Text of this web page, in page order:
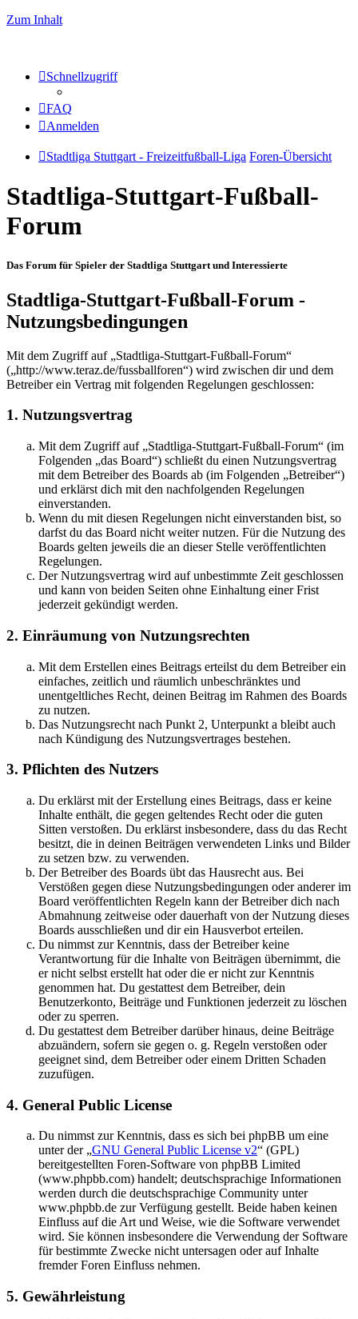
Zum Inhalt
Schnellzugriff
FAQ
Anmelden
Stadtliga Stuttgart - Freizeitfußball-Liga Foren-Übersicht
Stadtliga-Stuttgart-Fußball-
Forum
Das Forum für Spieler der Stadtliga Stuttgart und Interessierte
Stadtliga-Stuttgart-Fußball-Forum -
Nutzungsbedingungen
Mit dem Zugriff auf „Stadtliga-Stuttgart-Fußball-Forum“
(„http://www.teraz.de/fussballforen“) wird zwischen dir und dem
Betreiber ein Vertrag mit folgenden Regelungen geschlossen:
1. Nutzungsvertrag
Mit dem Zugriff auf „Stadtliga-Stuttgart-Fußball-Forum“ (im
Folgenden „das Board“) schließt du einen Nutzungsvertrag
mit dem Betreiber des Boards ab (im Folgenden „Betreiber“)
und erklärst dich mit den nachfolgenden Regelungen
einverstanden.
Wenn du mit diesen Regelungen nicht einverstanden bist, so
darfst du das Board nicht weiter nutzen. Für die Nutzung des
Boards gelten jeweils die an dieser Stelle veröffentlichten
Regelungen.
Der Nutzungsvertrag wird auf unbestimmte Zeit geschlossen
und kann von beiden Seiten ohne Einhaltung einer Frist
jederzeit gekündigt werden.
2. Einräumung von Nutzungsrechten
Mit dem Erstellen eines Beitrags erteilst du dem Betreiber ein
einfaches, zeitlich und räumlich unbeschränktes und
unentgeltliches Recht, deinen Beitrag im Rahmen des Boards
zu nutzen.
Das Nutzungsrecht nach Punkt 2, Unterpunkt a bleibt auch
nach Kündigung des Nutzungsvertrages bestehen.
3. Pflichten des Nutzers
Du erklärst mit der Erstellung eines Beitrags, dass er keine
Inhalte enthält, die gegen geltendes Recht oder die guten
Sitten verstoßen. Du erklärst insbesondere, dass du das Recht
besitzt, die in deinen Beiträgen verwendeten Links und Bilder
zu setzen bzw. zu verwenden.
Der Betreiber des Boards übt das Hausrecht aus. Bei
Verstößen gegen diese Nutzungsbedingungen oder anderer im
Board veröffentlichten Regeln kann der Betreiber dich nach
Abmahnung zeitweise oder dauerhaft von der Nutzung dieses
Boards ausschließen und dir ein Hausverbot erteilen.
Du nimmst zur Kenntnis, dass der Betreiber keine
Verantwortung für die Inhalte von Beiträgen übernimmt, die
er nicht selbst erstellt hat oder die er nicht zur Kenntnis
genommen hat. Du gestattest dem Betreiber, dein
Benutzerkonto, Beiträge und Funktionen jederzeit zu löschen
oder zu sperren.
Du gestattest dem Betreiber darüber hinaus, deine Beiträge
abzuändern, sofern sie gegen o. g. Regeln verstoßen oder
geeignet sind, dem Betreiber oder einem Dritten Schaden
zuzufügen.
4. General Public License
Du nimmst zur Kenntnis, dass es sich bei phpBB um eine
unter der „GNU General Public License v2“ (GPL)
bereitgestellten Foren-Software von phpBB Limited
(www.phpbb.com) handelt; deutschsprachige Informationen
werden durch die deutschsprachige Community unter
www.phpbb.de zur Verfügung gestellt. Beide haben keinen
Einfluss auf die Art und Weise, wie die Software verwendet
wird. Sie können insbesondere die Verwendung der Software
für bestimmte Zwecke nicht untersagen oder auf Inhalte
fremder Foren Einfluss nehmen.
5. Gewährleistung